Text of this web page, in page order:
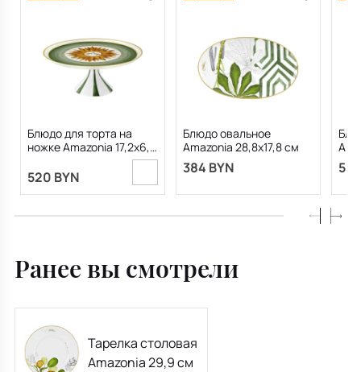
Блюдо для торта на
ножке Amazonia 17,2х6,8
520 BYN
Блюдо овальное
Amazonia 28,8х17,8 см
384 BYN
Ранее вы смотрели
Тарелка столовая
Amazonia 29,9 см